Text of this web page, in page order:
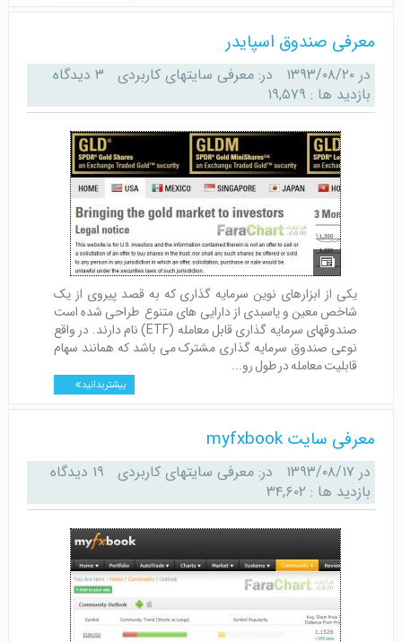
معرفی صندوق اسپایدر
در ۱۳۹۳/۰۸/۲۰ در: معرفی سایتهای کاربردی
۳ دیدگاه
بازدید ها : ۱۹,۵۷۹
یکی از ابزارهای نوین سرمایه گذاری که به قصد پیروی از یک
شاخص معین و یاسبدی از دارایی های متنوع طراحی شده است
صندوقهای سرمایه گذاری قابل معامله (ETF) نام دارند. در واقع
نوعی صندوق سرمایه گذاری مشترک می باشد که همانند سهام
قابلیت معامله در طول رو...
بیشتر بدانید
معرفی سایت myfxbook
در ۱۳۹۳/۰۸/۱۷ در: معرفی سایتهای کاربردی
۱۹ دیدگاه
بازدید ها : ۳۴,۶۰۲